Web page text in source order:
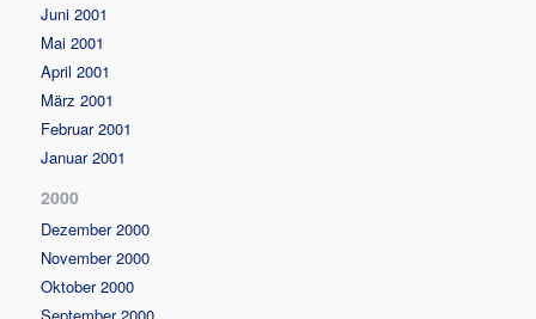
Juni 2001
Mai 2001
April 2001
März 2001
Februar 2001
Januar 2001
2000
Dezember 2000
November 2000
Oktober 2000